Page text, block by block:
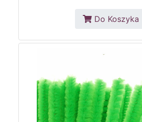
Do Koszyka